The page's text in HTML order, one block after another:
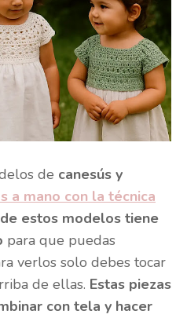
de canesús y
a mano con la técnica
estos modelos tiene
para que puedas
verlos solo debes tocar
de ellas. Estas piezas
con tela y hacer